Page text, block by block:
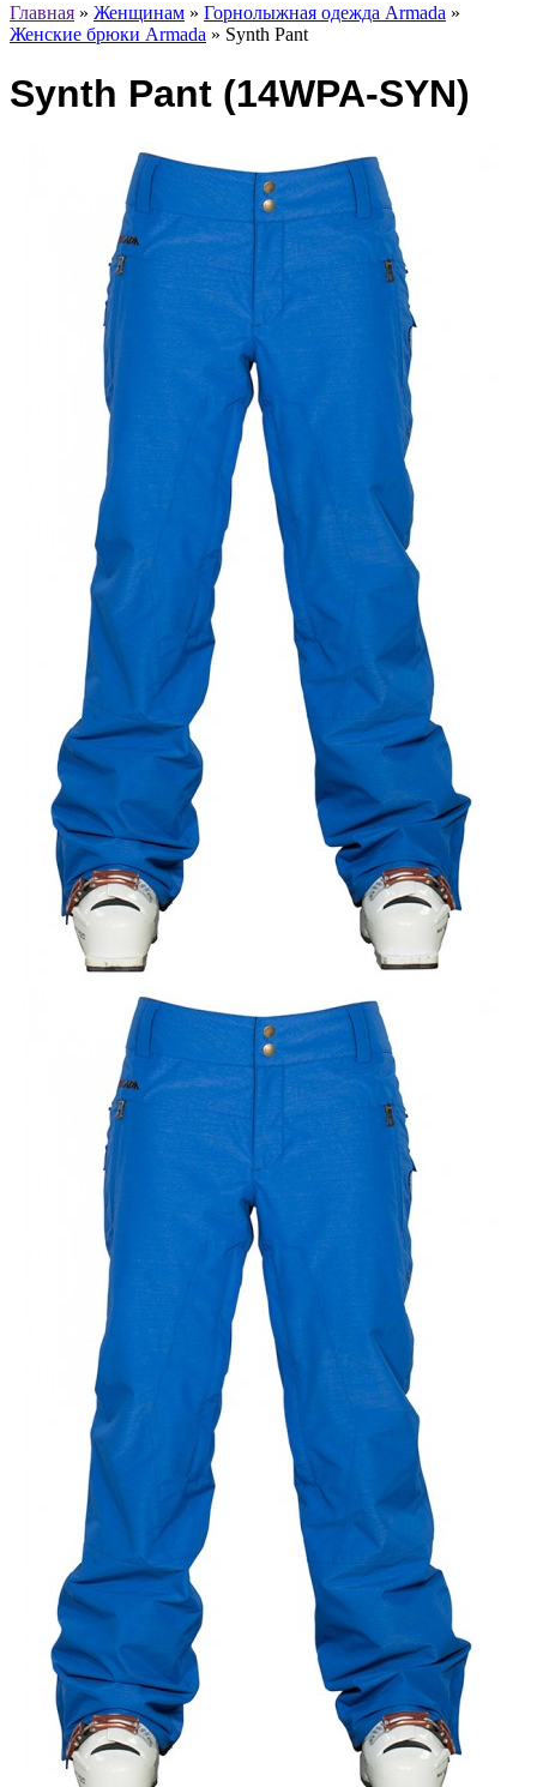
Главная » Женщинам » Горнолыжная одежда Armada »
Женские брюки Armada » Synth Pant
Synth Pant (14WPA-SYN)